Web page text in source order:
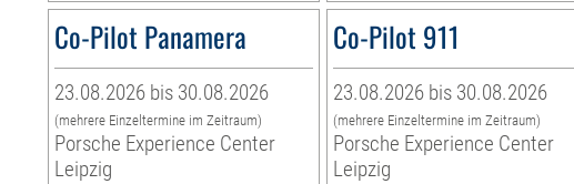
Co-Pilot Panamera
23.08.2026 bis 30.08.2026
(mehrere Einzeltermine im Zeitraum)
Porsche Experience Center
Leipzig
Co-Pilot 911
23.08.2026 bis 30.08.2026
(mehrere Einzeltermine im Zeitraum)
Porsche Experience Center
Leipzig